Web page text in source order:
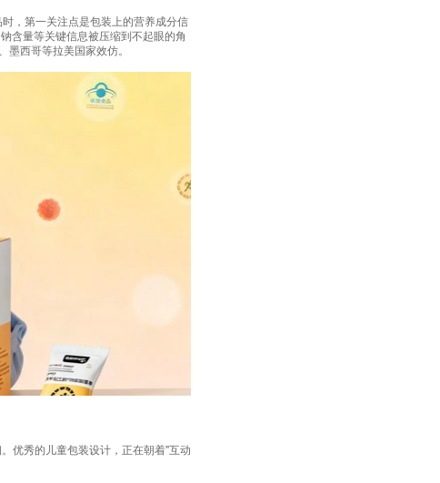
，第一关注点是包装上的营养成分信
含量等关键信息被压缩到不起眼的角
西哥等拉美国家效仿。
优秀的儿童包装设计，正在朝着"互动